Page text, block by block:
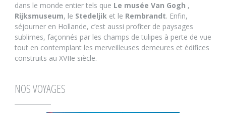
dans le monde entier tels que Le musée Van Gogh ,
Rijksmuseum, le Stedeljik et le Rembrandt. Enfin,
séjourner en Hollande, c’est aussi profiter de paysages
sublimes, façonnés par les champs de tulipes à perte de vue
tout en contemplant les merveilleuses demeures et édifices
construits au XVIIe siècle.
NOS VOYAGES